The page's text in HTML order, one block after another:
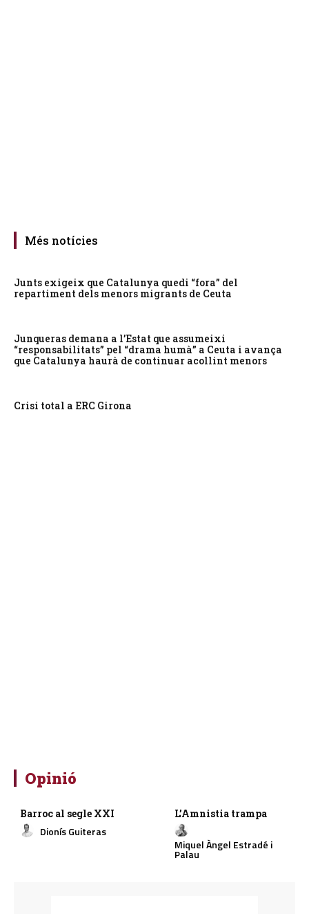
Més notícies
Junts exigeix que Catalunya quedi “fora” del
repartiment dels menors migrants de Ceuta
Junqueras demana a l’Estat que assumeixi
“responsabilitats” pel “drama humà” a Ceuta i avança
que Catalunya haurà de continuar acollint menors
Crisi total a ERC Girona
Opinió
Barroc al segle XXI
Dionís Guiteras
L’Amnistia trampa
Miquel Àngel Estradé i
Palau